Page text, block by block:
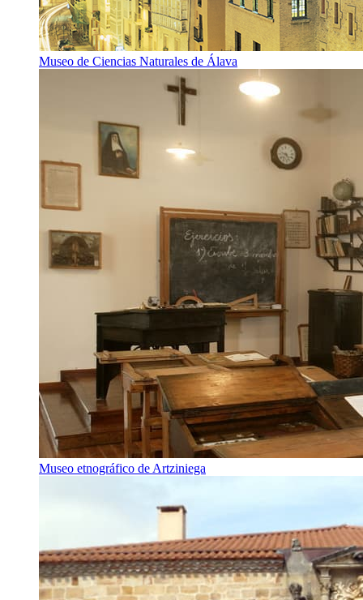
Museo de Ciencias Naturales de Álava
Museo etnográfico de Artziniega